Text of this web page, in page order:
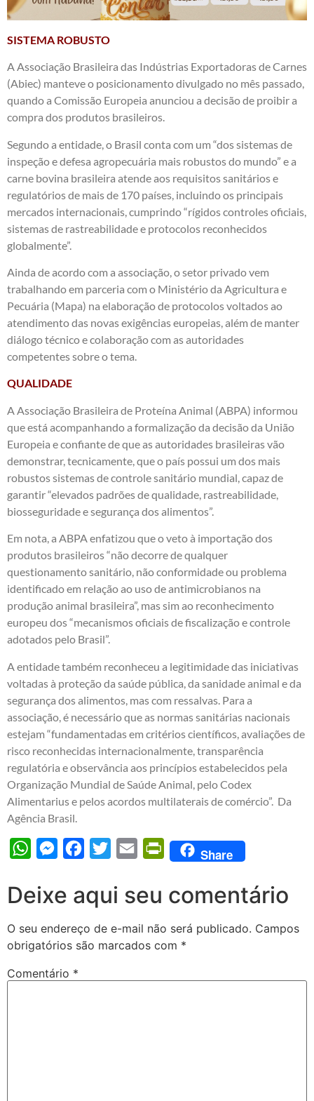
SISTEMA ROBUSTO
A Associação Brasileira das Indústrias Exportadoras de Carnes
(Abiec) manteve o posicionamento divulgado no mês passado,
quando a Comissão Europeia anunciou a decisão de proibir a
compra dos produtos brasileiros.
Segundo a entidade, o Brasil conta com um “dos sistemas de
inspeção e defesa agropecuária mais robustos do mundo” e a
carne bovina brasileira atende aos requisitos sanitários e
regulatórios de mais de 170 países, incluindo os principais
mercados internacionais, cumprindo “rígidos controles oficiais,
sistemas de rastreabilidade e protocolos reconhecidos
globalmente”.
Ainda de acordo com a associação, o setor privado vem
trabalhando em parceria com o Ministério da Agricultura e
Pecuária (Mapa) na elaboração de protocolos voltados ao
atendimento das novas exigências europeias, além de manter
diálogo técnico e colaboração com as autoridades
competentes sobre o tema.
QUALIDADE
A Associação Brasileira de Proteína Animal (ABPA) informou
que está acompanhando a formalização da decisão da União
Europeia e confiante de que as autoridades brasileiras vão
demonstrar, tecnicamente, que o país possui um dos mais
robustos sistemas de controle sanitário mundial, capaz de
garantir “elevados padrões de qualidade, rastreabilidade,
biosseguridade e segurança dos alimentos”.
Em nota, a ABPA enfatizou que o veto à importação dos
produtos brasileiros “não decorre de qualquer
questionamento sanitário, não conformidade ou problema
identificado em relação ao uso de antimicrobianos na
produção animal brasileira”, mas sim ao reconhecimento
europeu dos “mecanismos oficiais de fiscalização e controle
adotados pelo Brasil”.
A entidade também reconheceu a legitimidade das iniciativas
voltadas à proteção da saúde pública, da sanidade animal e da
segurança dos alimentos, mas com ressalvas. Para a
associação, é necessário que as normas sanitárias nacionais
estejam “fundamentadas em critérios científicos, avaliações de
risco reconhecidas internacionalmente, transparência
regulatória e observância aos princípios estabelecidos pela
Organização Mundial de Saúde Animal, pelo Codex
Alimentarius e pelos acordos multilaterais de comércio”. Da
Agência Brasil.
WhatsAppMessengerFacebook
Twitter Email PrintFriendly
Share
Deixe aqui seu comentário
O seu endereço de e-mail não será publicado. Campos
obrigatórios são marcados com *
Comentário *